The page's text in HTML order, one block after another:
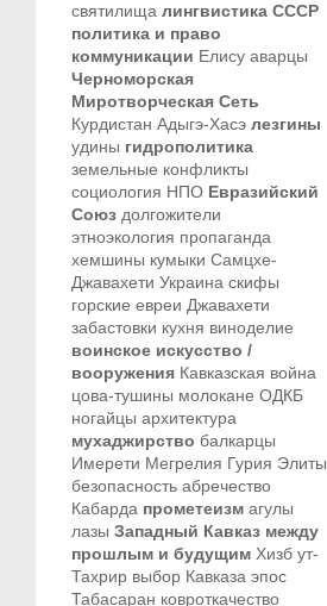
святилища лингвистика СССР
политика и право
коммуникации Елису аварцы
Черноморская
Миротворческая Сеть
Курдистан Адыгэ-Хасэ лезгины
удины гидрополитика
земельные конфликты
социология НПО Евразийский
Союз долгожители
этноэкология пропаганда
хемшины кумыки Самцхе-
Джавахети Украина скифы
горские евреи Джавахети
забастовки кухня виноделие
воинское искусство /
вооружения Кавказская война
цова-тушины молокане ОДКБ
ногайцы архитектура
мухаджирство балкарцы
Имерети Мегрелия Гурия Элиты
безопасность абречество
Кабарда прометеизм агулы
лазы Западный Кавказ между
прошлым и будущим Хизб ут-
Тахрир выбор Кавказа эпос
Табасаран ковроткачество